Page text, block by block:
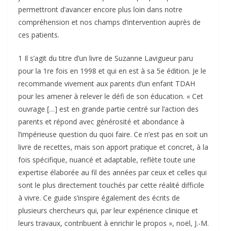
permettront d’avancer encore plus loin dans notre
compréhension et nos champs d’intervention auprès de
ces patients.
1 Il s’agit du titre d’un livre de Suzanne Lavigueur paru
pour la 1re fois en 1998 et qui en est à sa 5e édition. Je le
recommande vivement aux parents d’un enfant TDAH
pour les amener à relever le défi de son éducation. « Cet
ouvrage […] est en grande partie centré sur l’action des
parents et répond avec générosité et abondance à
l’impérieuse question du quoi faire. Ce n’est pas en soit un
livre de recettes, mais son apport pratique et concret, à la
fois spécifique, nuancé et adaptable, reflète toute une
expertise élaborée au fil des années par ceux et celles qui
sont le plus directement touchés par cette réalité difficile
à vivre. Ce guide s’inspire également des écrits de
plusieurs chercheurs qui, par leur expérience clinique et
leurs travaux, contribuent à enrichir le propos », noël, J.-M.